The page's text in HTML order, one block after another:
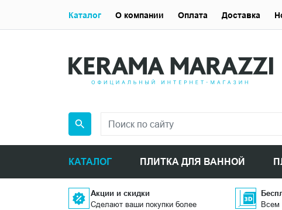
КАТАЛОГ ПЛИТКА ДЛЯ ВАННОЙ
Каталог О компании Оплата Доставка
Акции и скидки
Сделают ваши покупки более
Всем